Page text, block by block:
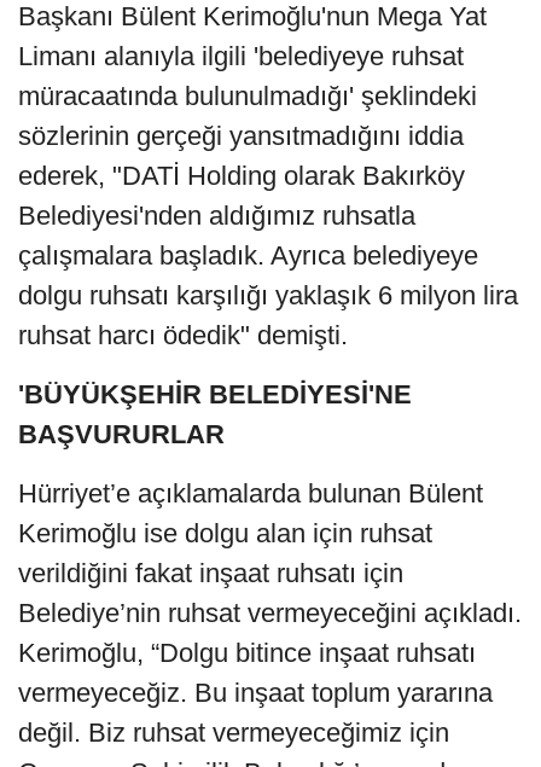
Başkanı Bülent Kerimoğlu'nun Mega Yat
Limanı alanıyla ilgili 'belediyeye ruhsat
müracaatında bulunulmadığı' şeklindeki
sözlerinin gerçeği yansıtmadığını iddia
ederek, "DATİ Holding olarak Bakırköy
Belediyesi'nden aldığımız ruhsatla
çalışmalara başladık. Ayrıca belediyeye
dolgu ruhsatı karşılığı yaklaşık 6 milyon lira
ruhsat harcı ödedik" demişti.
'BÜYÜKŞEHİR BELEDİYESİ'NE
BAŞVURURLAR
Hürriyet’e açıklamalarda bulunan Bülent
Kerimoğlu ise dolgu alan için ruhsat
verildiğini fakat inşaat ruhsatı için
Belediye’nin ruhsat vermeyeceğini açıkladı.
Kerimoğlu, “Dolgu bitince inşaat ruhsatı
vermeyeceğiz. Bu inşaat toplum yararına
değil. Biz ruhsat vermeyeceğimiz için